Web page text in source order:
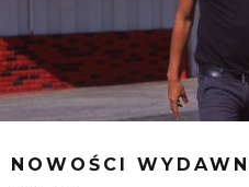
NOWOŚCI